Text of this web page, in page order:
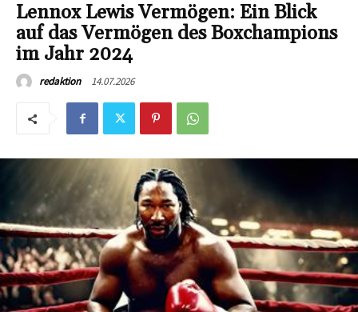
Lennox Lewis Vermögen: Ein Blick
auf das Vermögen des Boxchampions
im Jahr 2024
redaktion 14.07.2026